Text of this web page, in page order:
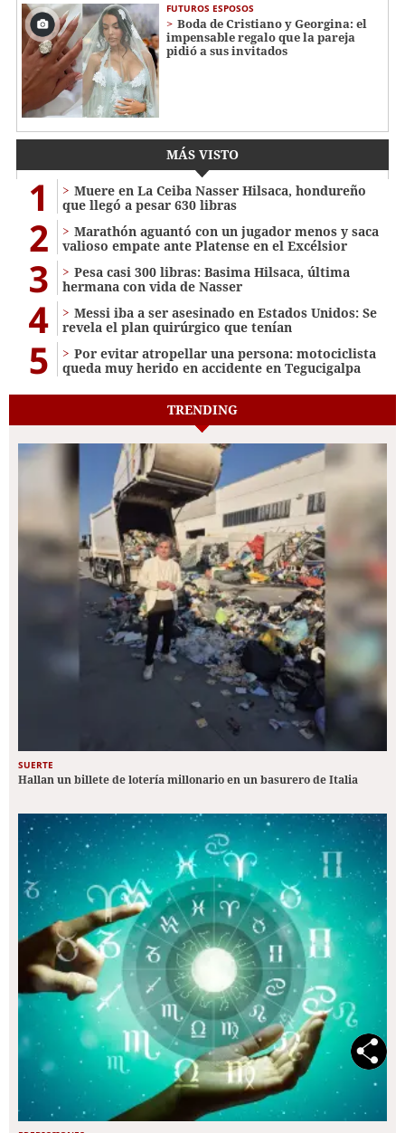
FUTUROS ESPOSOS
Boda de Cristiano y Georgina: el
impensable regalo que la pareja
pidió a sus invitados
MÁS VISTO
1
Muere en La Ceiba Nasser Hilsaca, hondureño
que llegó a pesar 630 libras
2
Marathón aguantó con un jugador menos y saca
valioso empate ante Platense en el Excélsior
3
Pesa casi 300 libras: Basima Hilsaca, última
hermana con vida de Nasser
4
Messi iba a ser asesinado en Estados Unidos: Se
revela el plan quirúrgico que tenían
5
Por evitar atropellar una persona: motociclista
queda muy herido en accidente en Tegucigalpa
TRENDING
SUERTE
Hallan un billete de lotería millonario en un basurero de Italia